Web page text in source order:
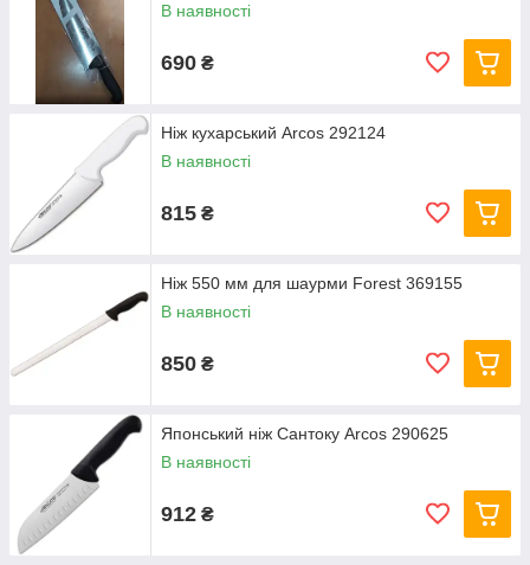
В наявності
690 ₴
Ніж кухарський Arcos 292124
В наявності
815 ₴
Ніж 550 мм для шаурми Forest 369155
В наявності
850 ₴
Японський ніж Сантоку Arcos 290625
В наявності
912 ₴